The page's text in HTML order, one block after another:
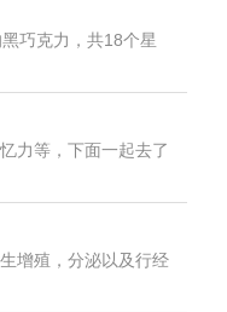
巧克力，共18个星
力等，下面一起去了
增殖，分泌以及行经